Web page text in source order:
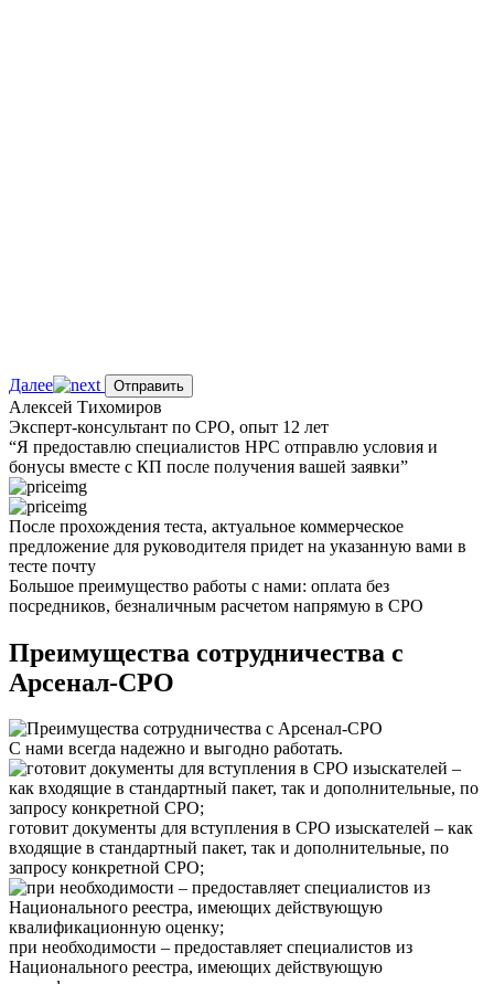
Далее Отправить
Алексей Тихомиров
Эксперт-консультант по СРО, опыт 12 лет
“Я предоставлю специалистов НРС отправлю условия и
бонусы вместе с КП после получения вашей заявки”
После прохождения теста, актуальное коммерческое
предложение для руководителя придет на указанную вами в
тесте почту
Большое преимущество работы с нами: оплата без
посредников, безналичным расчетом напрямую в СРО
Преимущества сотрудничества с
Арсенал-СРО
С нами всегда надежно и выгодно работать.
готовит документы для вступления в СРО изыскателей – как
входящие в стандартный пакет, так и дополнительные, по
запросу конкретной СРО;
при необходимости – предоставляет специалистов из
Национального реестра, имеющих действующую